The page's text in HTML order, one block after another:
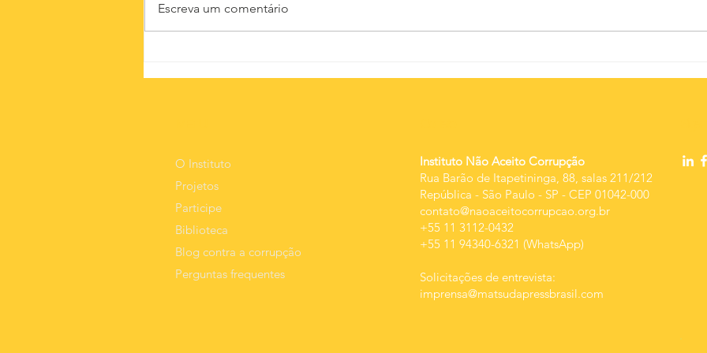
nota de 200 do
sustentabilidade
Escreva um comentário
O Instituto
Projetos
Participe
Biblioteca
Blog contra a corrupção
Perguntas frequentes
Instituto Não Aceito Corrupção
Rua Barão de Itapetininga, 88, salas 211/212
República - São Paulo - SP - CEP 01042-000
contato@naoaceitocorrupcao.org.br
+55 11 3112-0432
+55 11 94340-6321 (WhatsApp)
Solicitações de entrevista:
imprensa@matsudapressbrasil.com